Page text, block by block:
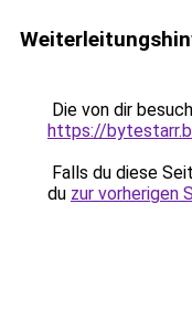
Die von dir
https://
Falls du diese
du zur vorherigen